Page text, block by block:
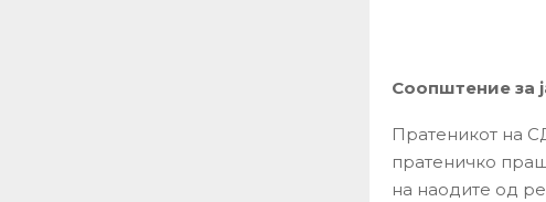
Соопштение за
Пратеникот на
пратеничко
на наодите од